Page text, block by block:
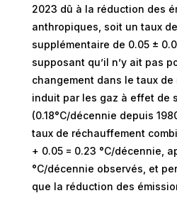
2023 dû à la réduction des
anthropiques, soit un taux
supplémentaire de 0.05 ±
supposant qu’il n’y ait pas
changement dans le taux
induit par les gaz à effet de
(0.18°C/décennie depuis
taux de réchauffement
+ 0.05 = 0.23 °C/décennie,
°C/décennie observés, et
que la réduction des